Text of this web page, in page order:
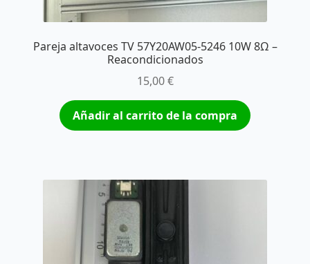
Pareja altavoces TV 57Y20AW05-5246 10W 8Ω –
Reacondicionados
15,00€
Añadir al carrito de la compra